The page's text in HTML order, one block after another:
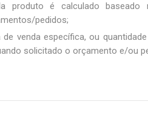
produto é calculado baseado
pedidos;
venda específica, ou
solicitado o orçamento e/ou